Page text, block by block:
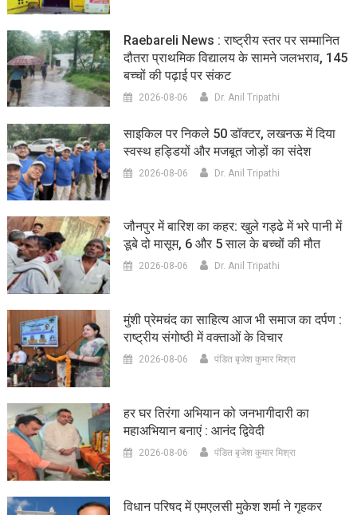
Raebareli News : राष्ट्रीय स्तर पर सम्मानित
दौतरा प्राथमिक विद्यालय के सामने जलभराव, 145
बच्चों की पढ़ाई पर संकट
2026-08-06 Dr. Anil Tripathi
साइकिल पर निकले 50 डॉक्टर, लखनऊ में दिया
स्वस्थ हड्डियों और मजबूत जोड़ों का संदेश
2026-08-06 Dr. Anil Tripathi
जौनपुर में बारिश का कहर: खुले गड्ढे में भरे पानी में
डूबे दो मासूम, 6 और 5 साल के बच्चों की मौत
2026-08-06 Dr. Anil Tripathi
मुंशी प्रेमचंद का साहित्य आज भी समाज का दर्पण :
राष्ट्रीय संगोष्ठी में वक्ताओं के विचार
2026-08-06 पंडित बृजेश कुमार मिश्रा
हर घर तिरंगा अभियान को जनभागीदारी का
महाअभियान बनाएं : आनंद द्विवेदी
2026-08-06 पंडित बृजेश कुमार मिश्रा
विधान परिषद में एमएलसी मुकेश शर्मा ने गृहकर